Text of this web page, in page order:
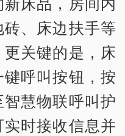
、床边扶手等
关键的是，床
呼叫按钮，按
慧物联呼叫护
时接收信息并